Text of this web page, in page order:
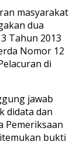
masyarakat
dua
Tahun 2013
Nomor 12
di
jawab
didata dan
Pemeriksaan
bukti